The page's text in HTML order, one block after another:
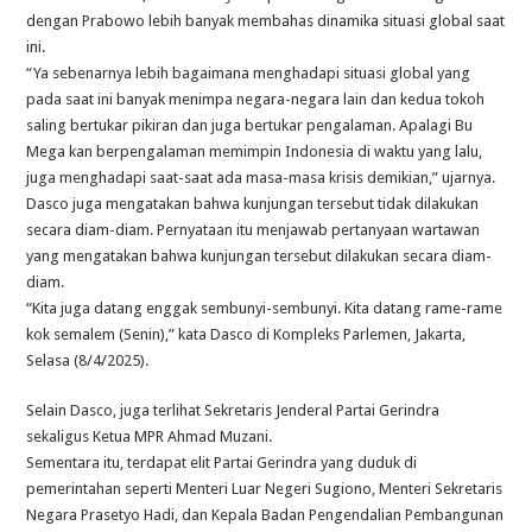
dengan Prabowo lebih banyak membahas dinamika situasi global saat
ini.
“Ya sebenarnya lebih bagaimana menghadapi situasi global yang
pada saat ini banyak menimpa negara-negara lain dan kedua tokoh
saling bertukar pikiran dan juga bertukar pengalaman. Apalagi Bu
Mega kan berpengalaman memimpin Indonesia di waktu yang lalu,
juga menghadapi saat-saat ada masa-masa krisis demikian,” ujarnya.
Dasco juga mengatakan bahwa kunjungan tersebut tidak dilakukan
secara diam-diam. Pernyataan itu menjawab pertanyaan wartawan
yang mengatakan bahwa kunjungan tersebut dilakukan secara diam-
diam.
“Kita juga datang enggak sembunyi-sembunyi. Kita datang rame-rame
kok semalem (Senin),” kata Dasco di Kompleks Parlemen, Jakarta,
Selasa (8/4/2025).
Selain Dasco, juga terlihat Sekretaris Jenderal Partai Gerindra
sekaligus Ketua MPR Ahmad Muzani.
Sementara itu, terdapat elit Partai Gerindra yang duduk di
pemerintahan seperti Menteri Luar Negeri Sugiono, Menteri Sekretaris
Negara Prasetyo Hadi, dan Kepala Badan Pengendalian Pembangunan